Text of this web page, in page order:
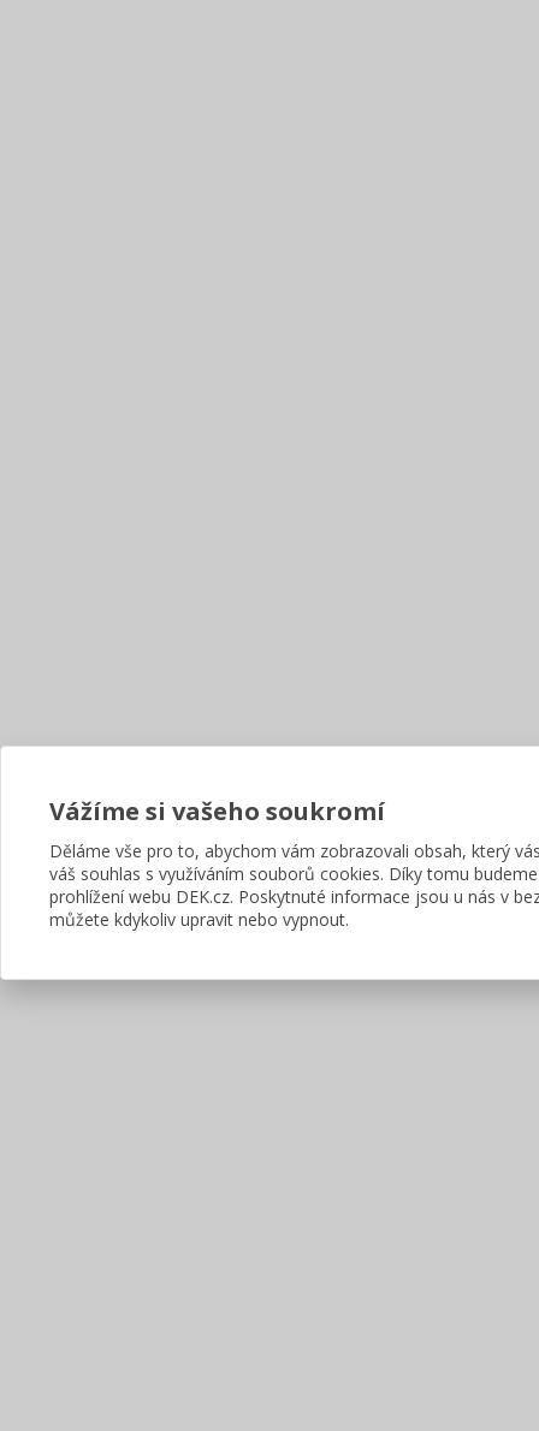
Vážíme si vašeho soukromí
Děláme vše pro to, abychom vám zobrazovali obsah, který
váš souhlas s využíváním souborů cookies. Díky tomu
prohlížení webu DEK.cz. Poskytnuté informace jsou u nás v
můžete kdykoliv upravit nebo vypnout.